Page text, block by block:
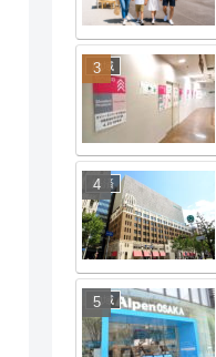
地域
経済
地域